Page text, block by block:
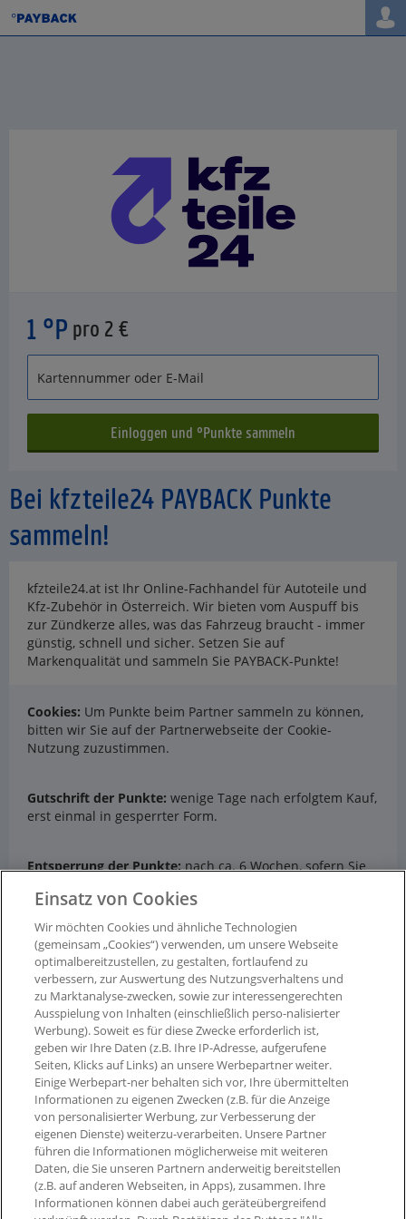
Bei kfzteile24 PAYBACK Punkte
sammeln!
kfzteile24.at ist Ihr Online-Fachhandel für Autoteile und
Kfz-Zubehör in Österreich. Wir bieten vom Auspuff bis
zur Zündkerze alles, was das Fahrzeug braucht - immer
günstig, schnell und sicher. Setzen Sie auf
Markenqualität und sammeln Sie PAYBACK-Punkte!
Cookies: Um Punkte beim Partner sammeln zu können,
bitten wir Sie auf der Partnerwebseite der Cookie-
Nutzung zuzustimmen.
Gutschrift der Punkte: wenige Tage nach erfolgtem Kauf,
erst einmal in gesperrter Form.
Entsperrung der Punkte:nach ca. 6 Wochen, sofern Sie
Ausgenommen von der Bepunktung sind:
- Stornierte Bestellungen
- Lieferung in Filiale
1 °P pro 2 €
Einsatz von Cookies
Wir möchten Cookies und ähnliche Technologien
(gemeinsam „Cookies“) verwenden, um unsere Webseite
optimalbereitzustellen, zu gestalten, fortlaufend zu
verbessern, zur Auswertung des Nutzungsverhaltens und
zu Marktanalyse-zwecken, sowie zur interessengerechten
Ausspielung von Inhalten (einschließlich perso-nalisierter
Werbung). Soweit es für diese Zwecke erforderlich ist,
geben wir Ihre Daten (z.B. Ihre IP-Adresse, aufgerufene
Seiten, Klicks auf Links) an unsere Werbepartner weiter.
Einige Werbepart-ner behalten sich vor, Ihre übermittelten
Informationen zu eigenen Zwecken (z.B. für die Anzeige
von personalisierter Werbung, zur Verbesserung der
eigenen Dienste) weiterzu-verarbeiten. Unsere Partner
führen die Informationen möglicherweise mit weiteren
Daten, die Sie unseren Partnern anderweitig bereitstellen
(z.B. auf anderen Webseiten, in Apps), zusammen. Ihre
Informationen können dabei auch geräteübergreifend